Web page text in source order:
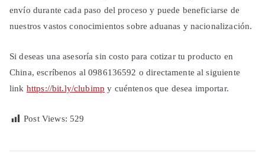
envío durante cada paso del proceso y puede beneficiarse de
nuestros vastos conocimientos sobre aduanas y nacionalización.
Si deseas una asesoría sin costo para cotizar tu producto en
China, escríbenos al 0986136592 o directamente al siguiente
link https://bit.ly/clubimp y cuéntenos que desea importar.
Post Views: 529